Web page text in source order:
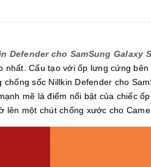
Defender cho SamSung Galaxy
nhất. Cấu tạo với ốp lưng cứng
sốc Nillkin Defender cho
mẽ là điểm nổi bật của chiếc
lên một chút chống xước cho